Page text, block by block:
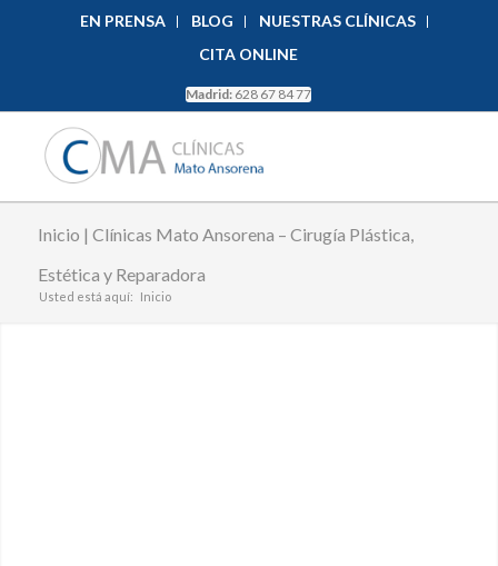
EN PRENSA BLOG
NUESTRAS CLÍNICAS
CITA ONLINE
Madrid: 628 67 84 77
Inicio | Clínicas Mato Ansorena – Cirugía Plástica,
Estética y Reparadora
Usted está aquí: Inicio